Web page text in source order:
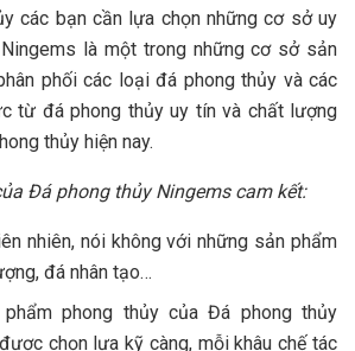
các bạn cần lựa chọn những cơ sở uy
là một trong những cơ sở sản
phối các loại đá phong thủy và các
từ đá phong thủy uy tín và chất lượng
thủy hiện nay.
Đá phong thủy Ningems cam kết:
nhiên, nói không với những sản phẩm
đá nhân tạo…
phong thủy của Đá phong thủy
chọn lựa kỹ càng, mỗi khâu chế tác